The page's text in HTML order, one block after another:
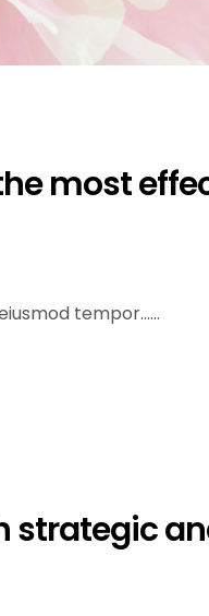
most
tempor......
strategic